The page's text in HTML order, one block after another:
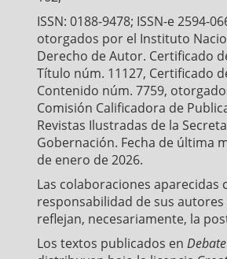
ISSN: 0188-9478; ISSN-e 2594-
otorgados por el Instituto
Derecho de Autor. Certificado
Título núm. 11127, Certificado
Contenido núm. 7759,
Comisión Calificadora de
Revistas Ilustradas de la
Gobernación. Fecha de última
de enero de 2026.
Las colaboraciones aparecidas
responsabilidad de sus
reflejan, necesariamente, la
Los textos publicados en